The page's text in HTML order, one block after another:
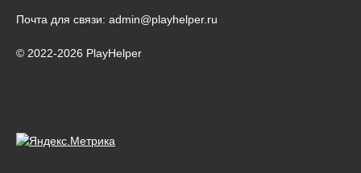
Почта для связи: admin@playhelper.ru
© 2022-2026 PlayHelper